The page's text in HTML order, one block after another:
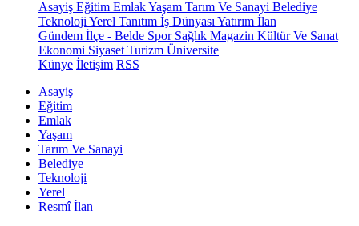
Asayiş Eğitim EmlakYaşam Tarım Ve Sanayi Belediye
Teknoloji Yerel Tanıtım İş Dünyası Yatırım İlan
Gündem İlçe - Belde SporSağlık Magazin Kültür Ve Sanat
Ekonomi Siyaset Turizm Üniversite
Künye İletişim RSS
Asayiş
Eğitim
Emlak
Yaşam
Tarım Ve Sanayi
Belediye
Teknoloji
Yerel
Resmî İlan